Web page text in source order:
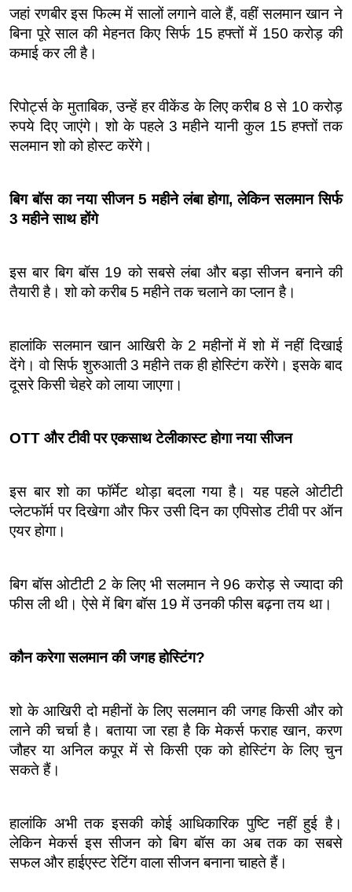
जहां रणबीर इस फिल्म में सालों लगाने वाले हैं, वहीं सलमान खान ने
बिना पूरे साल की मेहनत किए सिर्फ 15 हफ्तों में 150 करोड़ की
कमाई कर ली है।
रिपोर्ट्स के मुताबिक, उन्हें हर वीकेंड के लिए करीब 8 से 10 करोड़
रुपये दिए जाएंगे। शो के पहले 3 महीने यानी कुल 15 हफ्तों तक
सलमान शो को होस्ट करेंगे।
बिग बॉस का नया सीजन 5 महीने लंबा होगा, लेकिन सलमान सिर्फ
3 महीने साथ होंगे
इस बार बिग बॉस 19 को सबसे लंबा और बड़ा सीजन बनाने की
तैयारी है। शो को करीब 5 महीने तक चलाने का प्लान है।
हालांकि सलमान खान आखिरी के 2 महीनों में शो में नहीं दिखाई
देंगे। वो सिर्फ शुरुआती 3 महीने तक ही होस्टिंग करेंगे। इसके बाद
दूसरे किसी चेहरे को लाया जाएगा।
OTT और टीवी पर एकसाथ टेलीकास्ट होगा नया सीजन
इस बार शो का फॉर्मेट थोड़ा बदला गया है। यह पहले ओटीटी
प्लेटफॉर्म पर दिखेगा और फिर उसी दिन का एपिसोड टीवी पर ऑन
एयर होगा।
बिग बॉस ओटीटी 2 के लिए भी सलमान ने 96 करोड़ से ज्यादा की
फीस ली थी। ऐसे में बिग बॉस 19 में उनकी फीस बढ़ना तय था।
कौन करेगा सलमान की जगह होस्टिंग?
शो के आखिरी दो महीनों के लिए सलमान की जगह किसी और को
लाने की चर्चा है। बताया जा रहा है कि मेकर्स फराह खान, करण
जौहर या अनिल कपूर में से किसी एक को होस्टिंग के लिए चुन
सकते हैं।
हालांकि अभी तक इसकी कोई आधिकारिक पुष्टि नहीं हुई है।
लेकिन मेकर्स इस सीजन को बिग बॉस का अब तक का सबसे
सफल और हाईएस्ट रेटिंग वाला सीजन बनाना चाहते हैं।